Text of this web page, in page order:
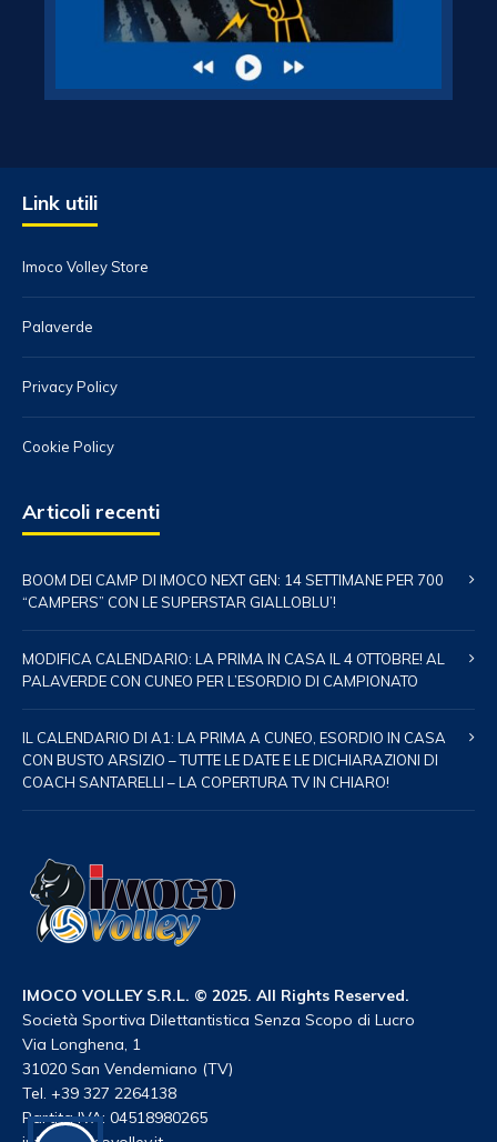
Link utili
Imoco Volley Store
Palaverde
Privacy Policy
Cookie Policy
Articoli recenti
BOOM DEI CAMP DI IMOCO NEXT GEN: 14 SETTIMANE PER 700
“CAMPERS” CON LE SUPERSTAR GIALLOBLU’!
MODIFICA CALENDARIO: LA PRIMA IN CASA IL 4 OTTOBRE! AL
PALAVERDE CON CUNEO PER L’ESORDIO DI CAMPIONATO
IL CALENDARIO DI A1: LA PRIMA A CUNEO, ESORDIO IN CASA
CON BUSTO ARSIZIO – TUTTE LE DATE E LE DICHIARAZIONI DI
COACH SANTARELLI – LA COPERTURA TV IN CHIARO!
IMOCO VOLLEY S.R.L. © 2025. All Rights Reserved.
Società Sportiva Dilettantistica Senza Scopo di Lucro
Via Longhena, 1
31020 San Vendemiano (TV)
Tel. +39 327 2264138
Partita IVA: 04518980265